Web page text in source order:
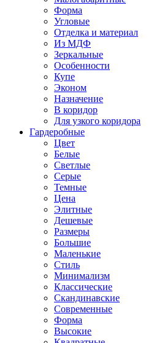
Форма
Угловые
Отделка и материал
Из МДФ
Зеркальные
Особенности
Купе
Эконом
Назначение
В коридор
Для узкого коридора
Гардеробные
Цвет
Белые
Светлые
Серые
Темные
Цена
Элитные
Дешевые
Размеры
Большие
Маленькие
Стиль
Минимализм
Классические
Скандинавские
Современные
Форма
Высокие